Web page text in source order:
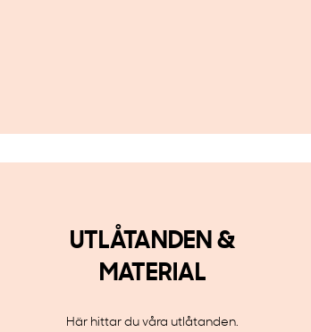
UTLÅTANDEN &
MATERIAL
Här hittar du våra utlåtanden.